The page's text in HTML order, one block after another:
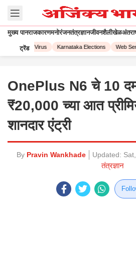
मुख्य पानराजकारणमनोरंजनतंत्रज्ञानजीवनशैलीखेळ
ट्रेंड
Corona Virus Karnataka Elections Web Series
OnePlus N6 चे 10
₹20,000 च्या आत
शानदार एंट्री
By Pravin Wankhade Updated:
तंत्रज्ञान